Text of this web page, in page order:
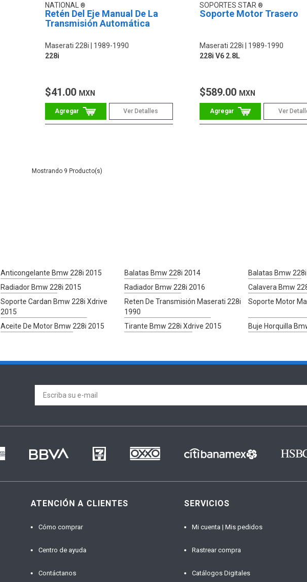
NATIONAL
Retén Del Eje Manual De La
Transmisión Automática
Maserati 228i
1989-1990
228i
$41.00 MXN
Ver Detalles
SOPORTES STAR
Soporte Motor Trasero
Maserati 228i
1989-1990
228i V6 2.8L
$589.00 MXN
Ver
9
Anticongelante Bmw 228i 2015 Balatas Bmw 228i 2014 Balatas Bmw
Radiador Bmw 228i 2015 Radiador Bmw 228i 2016 Calavera Bmw
Soporte Cardan Bmw 228i Xdrive
2015
Reten De Transmisión Maserati 228i
1990
Soporte Motor
Aceite De Motor Bmw 228i 2015 Tirante Bmw 228i Xdrive 2015 Buje Horquilla
ATENCIÓN A CLIENTES
Cómo comprar
Centro de ayuda
Contáctanos
SERVICIOS
Mi cuenta | Mis pedidos
Rastrear compra
Catálogos Digitales